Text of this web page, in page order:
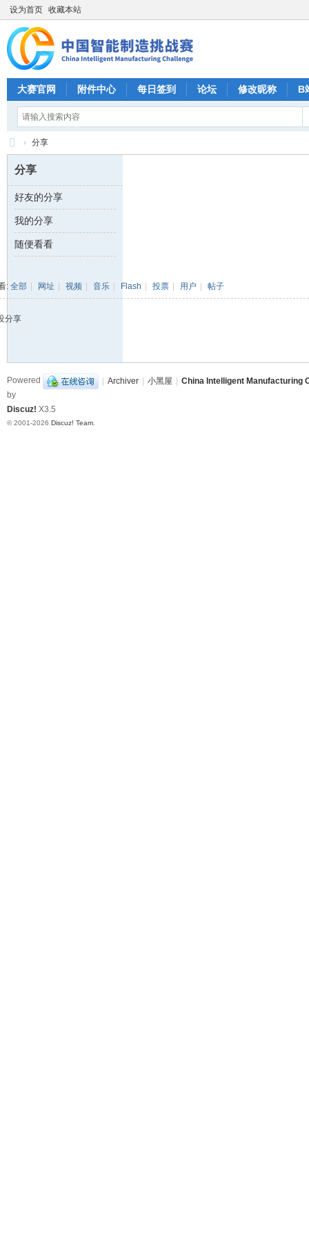
设为首页 收藏本站
大赛官网 附件中心 每日签到 论坛 修改昵称 B
CI
M
C
中
国
能
造
战
赛
B
B
› 分享
分享
好友的分享
我的分享
随便看看
: 全部 网址 视频 音乐 Flash 投票 用户 帖子
分享
| Archiver | 小黑屋 | China Intelligent Manufacturing
Powered
by
Discuz! X3.5
© 2001-2026 Discuz! Team